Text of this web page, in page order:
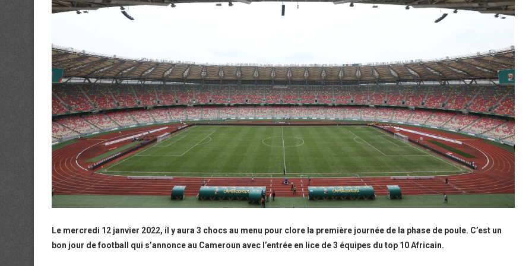
Le mercredi 12 janvier 2022, il y aura 3 chocs au menu pour clore la première journée de la phase de poule. C’est un
bon jour de football qui s’annonce au Cameroun avec l’entrée en lice de 3 équipes du top 10 Africain.